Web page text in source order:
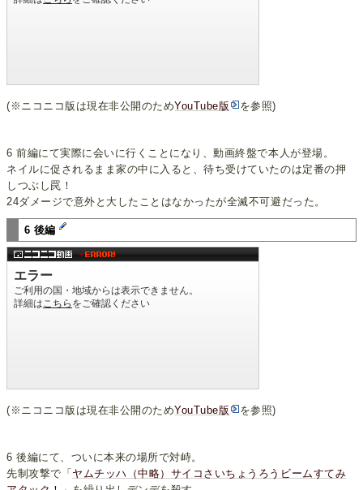
(※ニコニコ版は現在非公開のためYouTube版 を参照)
6 前編にて実際に会いに行くことになり、動画終盤で本人が登場。
ネイルに促されるまま家の中に入ると、待ち受けていたのは定番の押
しつぶし罠！
24ダメージで意外と大したことはなかったが全滅不可避だった。
6 後編
(※ニコニコ版は現在非公開のためYouTube版 を参照)
6 後編にて、ついに本来の場所で対峙。
先制攻撃で「 ヤムチッハ（中略）サイコさいちょうろうビームすてみ